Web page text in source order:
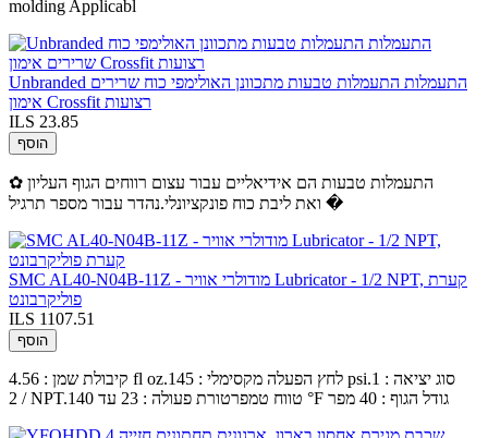
molding Applicabl
Unbranded התעמלות התעמלות טבעות מתכוונן האולימפי כוח שרירים
אימון Crossfit רצועות
ILS 23.85
הוסף
✿ התעמלות טבעות הם אידיאליים עבור עצום רווחים הגוף העליון
ואת ליבת כוח פונקציונלי.נהדר עבור מספר תרגיל �
SMC AL40-N04B-11Z - מודולרי אוויר Lubricator - 1/2 NPT, קערת
פוליקרבונט
ILS 1107.51
הוסף
קיבולת שמן : 4.56 fl oz.לחץ הפעלה מקסימלי : 145 psi.סוג יציאה : 1
/ 2 NPT.טווח טמפרטורת פעולה : 23 עד 140 °F גודל הגוף : 40 מפר